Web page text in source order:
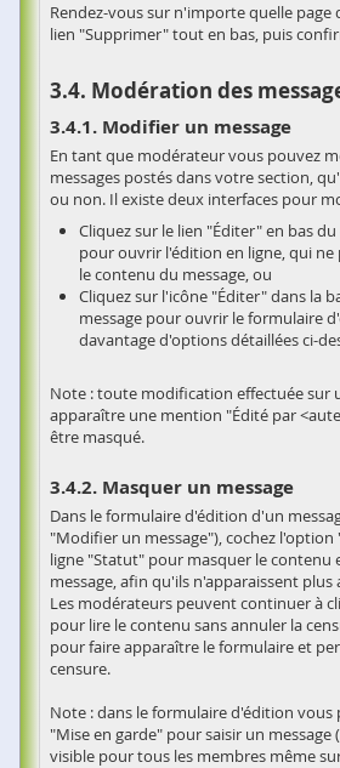
Rendez-vous sur n'importe quelle page
lien "Supprimer" tout en bas, puis
Modération des
Modifier un message
En tant que modérateur vous pouvez
messages postés dans votre section,
ou non. Il existe deux interfaces pour
Cliquez sur le lien "Éditer" en bas
pour ouvrir l'édition en ligne, qui
le contenu du message, ou
Cliquez sur l'icône "Éditer" dans la
message pour ouvrir le formulaire
davantage d'options détaillées ci-
Note : toute modification effectuée sur
apparaître une mention "Édité par
être masqué.
Masquer un message
Dans le formulaire d'édition d'un
"Modifier un message"), cochez l'option
ligne "Statut" pour masquer le contenu
message, afin qu'ils n'apparaissent
Les modérateurs peuvent continuer à
pour lire le contenu sans annuler la
pour faire apparaître le formulaire et
censure.
Note : dans le formulaire d'édition vous
"Mise en garde" pour saisir un
visible pour tous les membres même